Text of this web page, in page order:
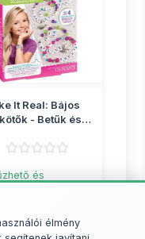
élmény
It Real: Bájos
- Betűk és
és
Ft